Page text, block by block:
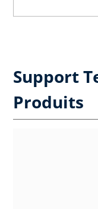
Support
Produits